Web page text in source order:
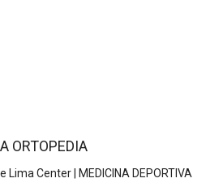
ORTOPEDIA
Lima Center | MEDICINA DEPORTIVA